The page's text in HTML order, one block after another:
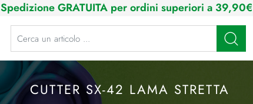
Spedizione GRATUITA per ordini superiori a
La modifica di un filtro aggiorna automaticamente gli altri filtri
CUTTER SX-42 LAMA STRETTA